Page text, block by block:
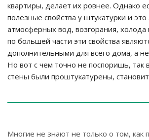
квартиры, делает их ровнее. Однако
полезные свойства у штукатурки и
атмосферных вод, возгорания, холода
по большей части эти свойства
дополнительными для всего дома, а
Но вот с чем точно не поспоришь, так
стены были проштукатурены,
Многие не знают не только о том, как